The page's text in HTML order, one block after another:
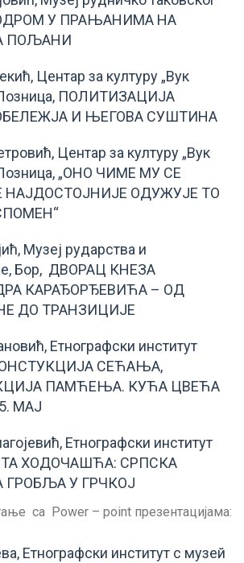
У ПРАЊАНИМА НА
ПОЉАНИ
Центар за културу „Вук
Лозница, ПОЛИТИЗАЦИЈА
И ЊЕГОВА СУШТИНА
Центар за културу „Вук
„ОНО ЧИМЕ МУ СЕ
ОДУЖУЈЕ ТО
Музеј рударства и
Бор, ДВОРАЦ КНЕЗА
КАРАЂОРЂЕВИЋА – ОД
ДО ТРАНЗИЦИЈЕ
Етнографски институт
СЕЋАЊА,
ПАМЋЕЊА. КУЋА ЦВЕЋА
МАЈ
Етнографски институт
ХОДОЧАШЋА: СРПСКА
ГРОБЉА У ГРЧКОЈ
са Power – point презентацијама:
Етнографски институт с музей